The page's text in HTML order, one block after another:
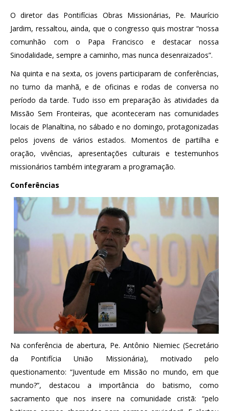
O diretor das Pontifícias Obras Missionárias, Pe. Maurício
Jardim, ressaltou, ainda, que o congresso quis mostrar “nossa
comunhão com o Papa Francisco e destacar nossa
Sinodalidade, sempre a caminho, mas nunca desenraizados”.
Na quinta e na sexta, os jovens participaram de conferências,
no turno da manhã, e de oficinas e rodas de conversa no
período da tarde. Tudo isso em preparação às atividades da
Missão Sem Fronteiras, que aconteceram nas comunidades
locais de Planaltina, no sábado e no domingo, protagonizadas
pelos jovens de vários estados. Momentos de partilha e
oração, vivências, apresentações culturais e testemunhos
missionários também integraram a programação.
Conferências
Na conferência de abertura, Pe. Antônio Niemiec (Secretário
da Pontifícia União Missionária), motivado pelo
questionamento: “Juventude em Missão no mundo, em que
mundo?”, destacou a importância do batismo, como
sacramento que nos insere na comunidade cristã: “pelo